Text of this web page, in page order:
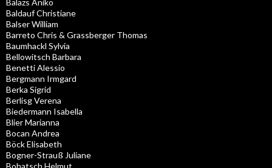
Balazs Aniko
Baldauf Christiane
Balser William
Barreto Chris & Grassberger Thomas
Baumhackl Sylvia
Bellowitsch Barbara
Benetti Alessio
Bergmann Irmgard
Berka Sigrid
Berlisg Verena
Biedermann Isabella
Blier Marianna
Bocan Andrea
Böck Elisabeth
Bogner-Strauß Juliane